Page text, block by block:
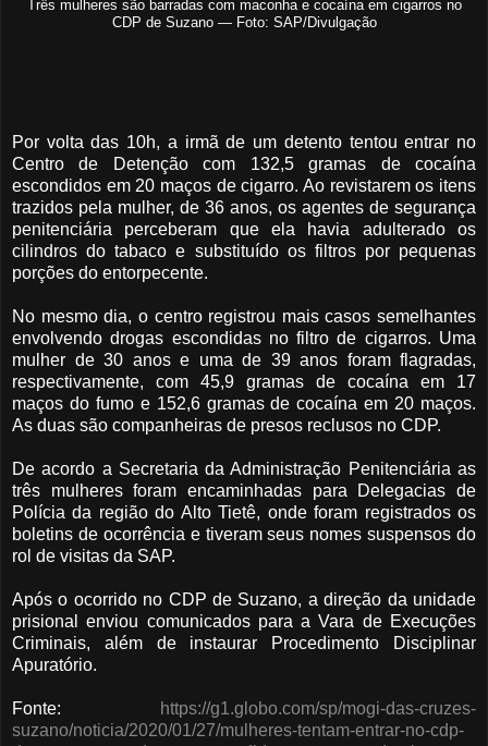
Três mulheres são barradas com maconha e cocaína em cigarros no
CDP de Suzano — Foto: SAP/Divulgação
Por volta das 10h, a irmã de um detento tentou entrar no
Centro de Detenção com 132,5 gramas de cocaína
escondidos em 20 maços de cigarro. Ao revistarem os itens
trazidos pela mulher, de 36 anos, os agentes de segurança
penitenciária perceberam que ela havia adulterado os
cilindros do tabaco e substituído os filtros por pequenas
porções do entorpecente.
No mesmo dia, o centro registrou mais casos semelhantes
envolvendo drogas escondidas no filtro de cigarros. Uma
mulher de 30 anos e uma de 39 anos foram flagradas,
respectivamente, com 45,9 gramas de cocaína em 17
maços do fumo e 152,6 gramas de cocaína em 20 maços.
As duas são companheiras de presos reclusos no CDP.
De acordo a Secretaria da Administração Penitenciária as
três mulheres foram encaminhadas para Delegacias de
Polícia da região do Alto Tietê, onde foram registrados os
boletins de ocorrência e tiveram seus nomes suspensos do
rol de visitas da SAP.
Após o ocorrido no CDP de Suzano, a direção da unidade
prisional enviou comunicados para a Vara de Execuções
Criminais, além de instaurar Procedimento Disciplinar
Apuratório.
Fonte:
https://g1.globo.com/sp/mogi-das-cruzes-
suzano/noticia/2020/01/27/mulheres-tentam-entrar-no-cdp-